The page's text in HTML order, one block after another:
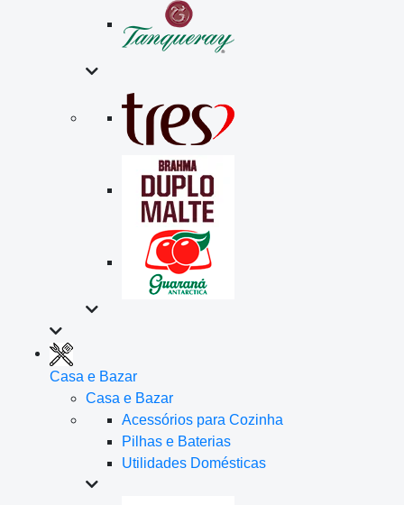
Casa e Bazar
Casa e Bazar
Acessórios para Cozinha
Pilhas e Baterias
Utilidades Domésticas